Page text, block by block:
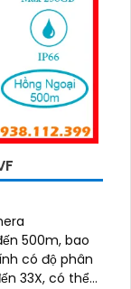
500m, bao
có độ phân
33X, có thể